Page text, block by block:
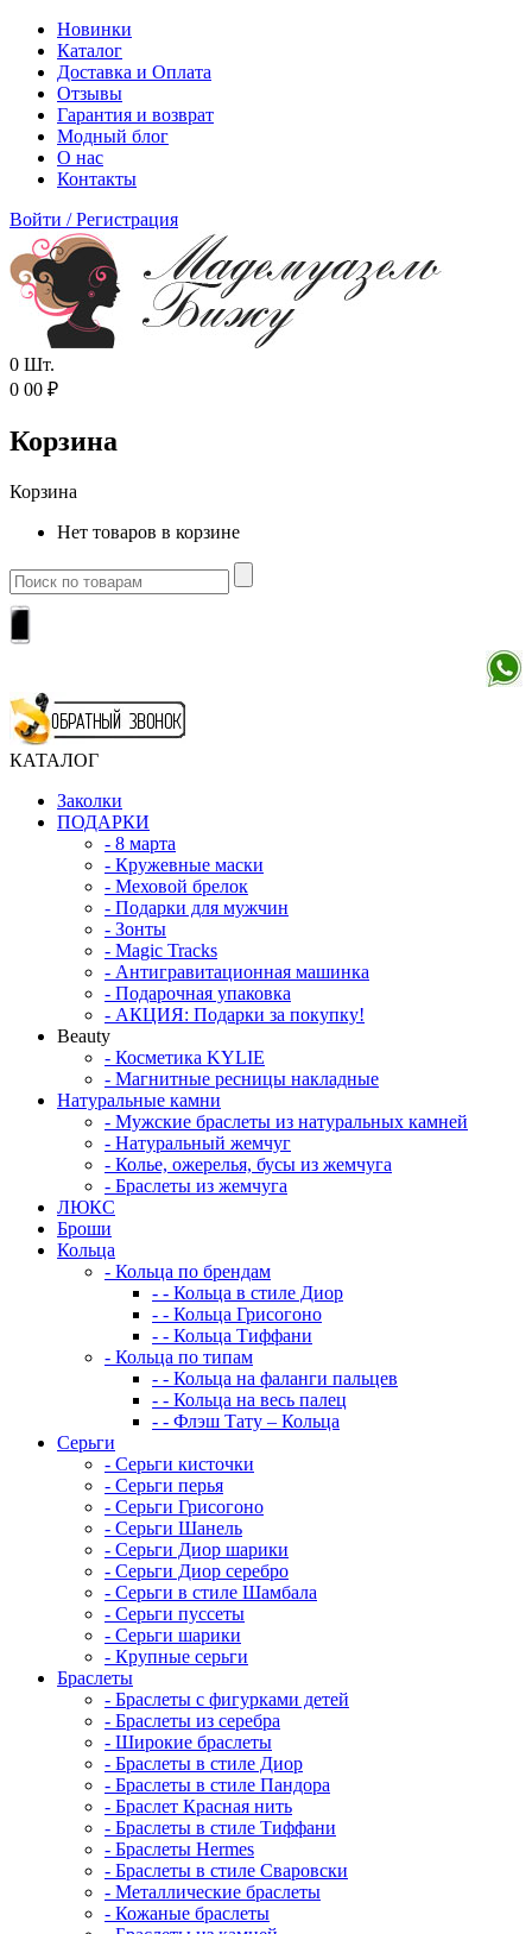
Новинки
Каталог
Доставка и Оплата
Отзывы
Гарантия и возврат
Модный блог
О нас
Контакты
Войти /Регистрация
0 Шт.
0 00 ₽
Корзина
Корзина
Нет товаров в корзине
КАТАЛОГ
Заколки
ПОДАРКИ
- 8 марта
- Кружевные маски
- Меховой брелок
- Подарки для мужчин
- Зонты
- Magic Tracks
- Антигравитационная машинка
- Подарочная упаковка
- АКЦИЯ: Подарки за покупку!
Beauty
- Косметика KYLIE
- Магнитные ресницы накладные
Натуральные камни
- Мужские браслеты из натуральных камней
- Натуральный жемчуг
- Колье, ожерелья, бусы из жемчуга
- Браслеты из жемчуга
ЛЮКС
Броши
Кольца
- Кольца по брендам
- - Кольца в стиле Диор
- - Кольца Грисогоно
- - Кольца Тиффани
- Кольца по типам
- - Кольца на фаланги пальцев
- - Кольца на весь палец
- - Флэш Тату – Кольца
Серьги
- Серьги кисточки
- Серьги перья
- Серьги Грисогоно
- Серьги Шанель
- Серьги Диор шарики
- Серьги Диор серебро
- Серьги в стиле Шамбала
- Серьги пуссеты
- Серьги шарики
- Крупные серьги
Браслеты
- Браслеты с фигурками детей
- Браслеты из серебра
- Широкие браслеты
- Браслеты в стиле Диор
- Браслеты в стиле Пандора
- Браслет Красная нить
- Браслеты в стиле Тиффани
- Браслеты Hermes
- Браслеты в стиле Сваровски
- Металлические браслеты
- Кожаные браслеты